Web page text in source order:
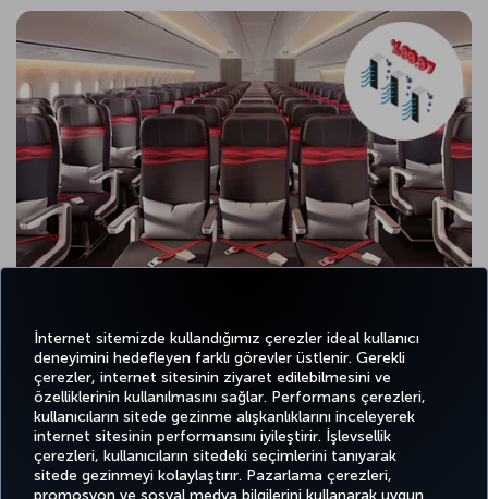
İnternet sitemizde kullandığımız çerezler ideal kullanıcı
deneyimini hedefleyen farklı görevler üstlenir. Gerekli
çerezler, internet sitesinin ziyaret edilebilmesini ve
özelliklerinin kullanılmasını sağlar. Performans çerezleri,
kullanıcıların sitede gezinme alışkanlıklarını inceleyerek
internet sitesinin performansını iyileştirir. İşlevsellik
çerezleri, kullanıcıların sitedeki seçimlerini tanıyarak
sitede gezinmeyi kolaylaştırır. Pazarlama çerezleri,
promosyon ve sosyal medya bilgilerini kullanarak uygun
TwitterFacebook
Instagram
YoutubeLinkedIn
TiktokBlogPinterest
BİLET
AL VE
DENEYİM
FIRSATLAR
VE UÇUŞ
YARDIM MILES&SMILES